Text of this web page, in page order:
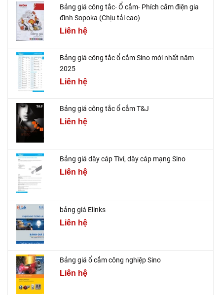
Bảng giá công tắc- Ổ cắm- Phích cắm điện gia
đình Sopoka (Chịu tải cao)
Liên hệ
Bảng giá công tắc ổ cắm Sino mới nhất năm
2025
Liên hệ
Bảng giá công tắc ổ cắm T&J
Liên hệ
Bảng giá dây cáp Tivi, dây cáp mạng Sino
Liên hệ
bảng giá Elinks
Liên hệ
Bảng giá ổ cắm công nghiệp Sino
Liên hệ